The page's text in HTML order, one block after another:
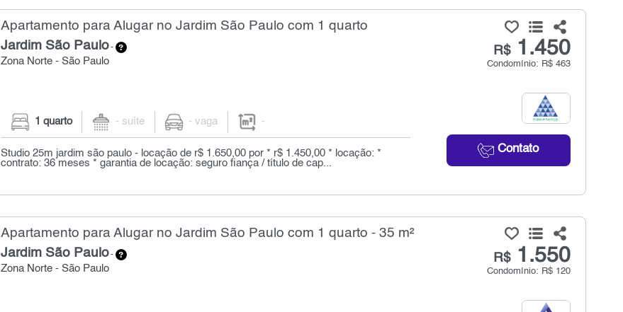
Apartamento para Alugar no Jardim São Paulo com 1 quarto
Jardim São Paulo-
Zona Norte - São Paulo
R$1.450
Condomínio: R$ 463
Contato
1 quarto - suíte - vaga -
Studio 25m jardim são paulo - locação de r$ 1.650,00 por * r$ 1.450,00 * locação: *
contrato: 36 meses * garantia de locação: seguro fiança / título de cap...
Apartamento para Alugar no Jardim São Paulo com 1 quarto - 35 m²
Jardim São Paulo-
Zona Norte - São Paulo
R$1.550
Condomínio: R$ 120